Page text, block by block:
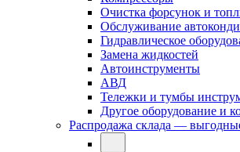
Очистка форсунок и
Обслуживание
Гидравлическое
Замена жидкостей
Автоинструменты
АВД
Тележки и тумбы
Другое оборудование и
Распродажа склада —